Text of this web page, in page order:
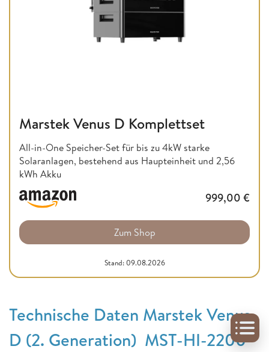
Marstek Venus D Komplettset
All-in-One Speicher-Set für bis zu 4kW starke
Solaranlagen, bestehend aus Haupteinheit und 2,56
kWh Akku
999,00 €
Zum Shop
Stand: 09.08.2026
Technische Daten Marstek Venus
D (2. Generation) MST-HI-2200